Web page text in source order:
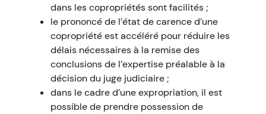
dans les copropriétés sont facilités ;
le prononcé de l’état de carence d’une
copropriété est accéléré pour réduire les
délais nécessaires à la remise des
conclusions de l’expertise préalable à la
décision du juge judiciaire ;
dans le cadre d’une expropriation, il est
possible de prendre possession de